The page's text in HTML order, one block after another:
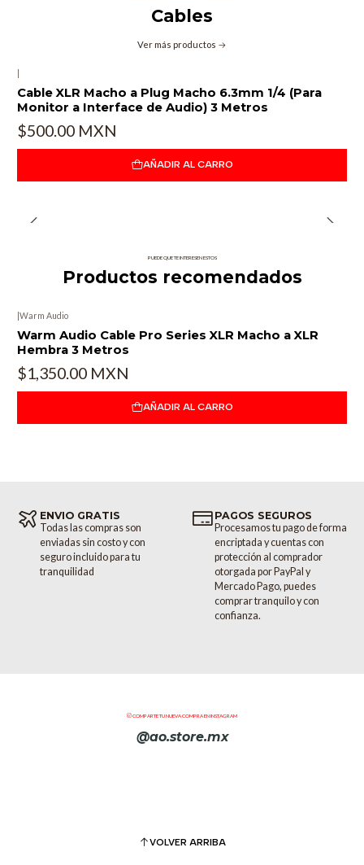
Cables
Ver más productos
Cable XLR Macho a Plug Macho 6.3mm 1/4 (Para
Monitor a Interface de Audio) 3 Metros
$500.00 MXN
AÑADIR AL CARRO
PUEDE QUE TE INTERESEN ESTOS
Productos recomendados
Warm Audio
Warm Audio Cable Pro Series XLR Macho a XLR
Hembra 3 Metros
$1,350.00 MXN
AÑADIR AL CARRO
ENVIO GRATIS
Todas las compras son
enviadas sin costo y con
seguro incluido para tu
tranquilidad
PAGOS SEGUROS
Procesamos tu pago de forma
encriptada y cuentas con
protección al comprador
otorgada por PayPal y
Mercado Pago, puedes
comprar tranquilo y con
confianza.
COMPARTE TU NUEVA COMPRA EN INSTAGRAM
@ao.store.mx
VOLVER ARRIBA